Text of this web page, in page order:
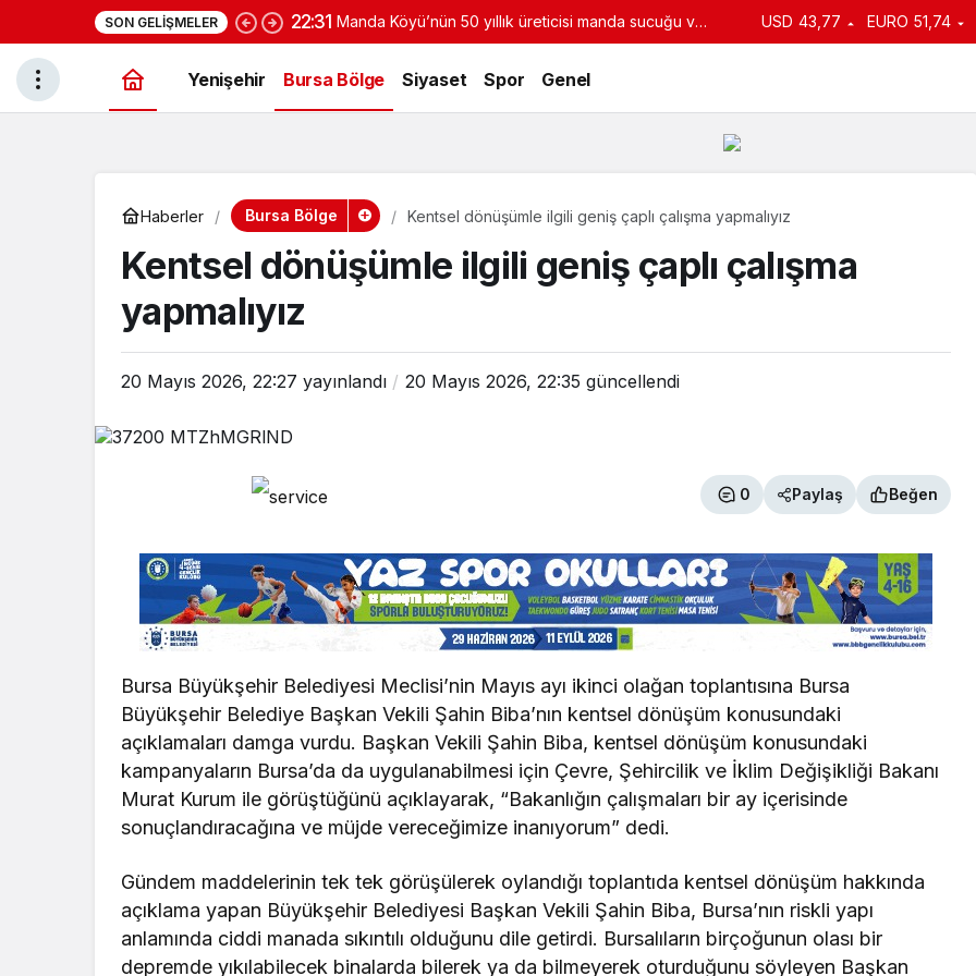
SON GELIŞMELER 22:31 Manda Köyü’nün 50 yıllık üreticisi manda sucuğu ve USD 43,77 EURO 51,74
Yenişehir Bursa Bölge Siyaset Spor Genel
Haberler Bursa Bölge Kentsel dönüşümle ilgili geniş çaplı çalışma yapmalıyız
Kentsel dönüşümle ilgili geniş çaplı çalışma
yapmalıyız
20 Mayıs 2026, 22:27 yayınlandı 20 Mayıs 2026, 22:35 güncellendi
0 Paylaş Beğen
Bursa Büyükşehir Belediyesi Meclisi’nin Mayıs ayı ikinci olağan toplantısına Bursa
Büyükşehir Belediye Başkan Vekili Şahin Biba’nın kentsel dönüşüm konusundaki
açıklamaları damga vurdu. Başkan Vekili Şahin Biba, kentsel dönüşüm konusundaki
kampanyaların Bursa’da da uygulanabilmesi için Çevre, Şehircilik ve İklim Değişikliği Bakanı
Murat Kurum ile görüştüğünü açıklayarak, “Bakanlığın çalışmaları bir ay içerisinde
sonuçlandıracağına ve müjde vereceğimize inanıyorum” dedi.
Gündem maddelerinin tek tek görüşülerek oylandığı toplantıda kentsel dönüşüm hakkında
açıklama yapan Büyükşehir Belediyesi Başkan Vekili Şahin Biba, Bursa’nın riskli yapı
anlamında ciddi manada sıkıntılı olduğunu dile getirdi. Bursalıların birçoğunun olası bir
depremde yıkılabilecek binalarda bilerek ya da bilmeyerek oturduğunu söyleyen Başkan